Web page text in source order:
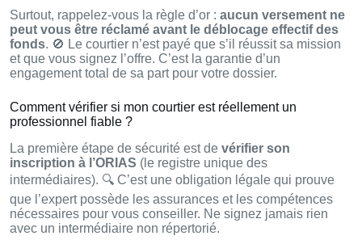
Surtout, rappelez-vous la règle d’or : aucun versement ne
peut vous être réclamé avant le déblocage effectif des
fonds. 🚫 Le courtier n’est payé que s’il réussit sa mission
et que vous signez l’offre. C’est la garantie d’un
engagement total de sa part pour votre dossier.
Comment vérifier si mon courtier est réellement un
professionnel fiable ?
La première étape de sécurité est de vérifier son
inscription à l’ORIAS (le registre unique des
intermédiaires). 🔍 C’est une obligation légale qui prouve
que l’expert possède les assurances et les compétences
nécessaires pour vous conseiller. Ne signez jamais rien
avec un intermédiaire non répertorié.